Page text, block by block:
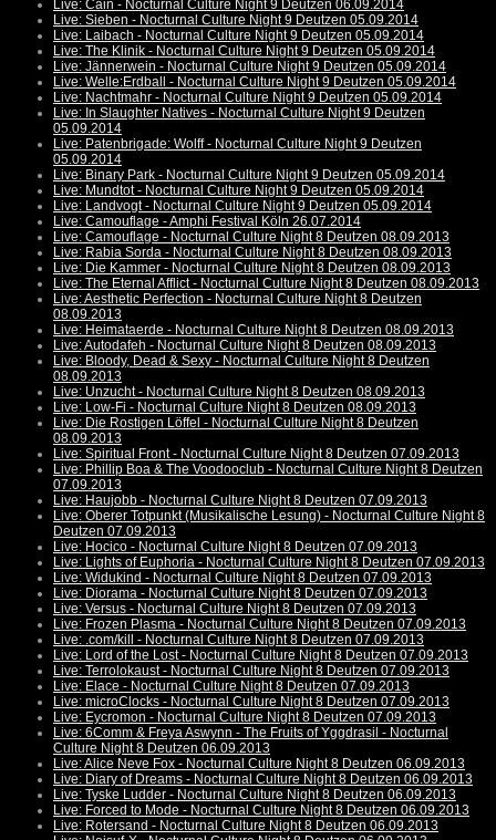
Live: Cain - Nocturnal Culture Night 9 Deutzen 06.09.2014
Live: Sieben - Nocturnal Culture Night 9 Deutzen 05.09.2014
Live: Laibach - Nocturnal Culture Night 9 Deutzen 05.09.2014
Live: The Klinik - Nocturnal Culture Night 9 Deutzen 05.09.2014
Live: Jännerwein - Nocturnal Culture Night 9 Deutzen 05.09.2014
Live: Welle:Erdball - Nocturnal Culture Night 9 Deutzen 05.09.2014
Live: Nachtmahr - Nocturnal Culture Night 9 Deutzen 05.09.2014
Live: In Slaughter Natives - Nocturnal Culture Night 9 Deutzen
05.09.2014
Live: Patenbrigade: Wolff - Nocturnal Culture Night 9 Deutzen
05.09.2014
Live: Binary Park - Nocturnal Culture Night 9 Deutzen 05.09.2014
Live: Mundtot - Nocturnal Culture Night 9 Deutzen 05.09.2014
Live: Landvogt - Nocturnal Culture Night 9 Deutzen 05.09.2014
Live: Camouflage - Amphi Festival Köln 26.07.2014
Live: Camouflage - Nocturnal Culture Night 8 Deutzen 08.09.2013
Live: Rabia Sorda - Nocturnal Culture Night 8 Deutzen 08.09.2013
Live: Die Kammer - Nocturnal Culture Night 8 Deutzen 08.09.2013
Live: The Eternal Afflict - Nocturnal Culture Night 8 Deutzen 08.09.2013
Live: Aesthetic Perfection - Nocturnal Culture Night 8 Deutzen
08.09.2013
Live: Heimataerde - Nocturnal Culture Night 8 Deutzen 08.09.2013
Live: Autodafeh - Nocturnal Culture Night 8 Deutzen 08.09.2013
Live: Bloody, Dead & Sexy - Nocturnal Culture Night 8 Deutzen
08.09.2013
Live: Unzucht - Nocturnal Culture Night 8 Deutzen 08.09.2013
Live: Low-Fi - Nocturnal Culture Night 8 Deutzen 08.09.2013
Live: Die Rostigen Löffel - Nocturnal Culture Night 8 Deutzen
08.09.2013
Live: Spiritual Front - Nocturnal Culture Night 8 Deutzen 07.09.2013
Live: Phillip Boa & The Voodooclub - Nocturnal Culture Night 8 Deutzen
07.09.2013
Live: Haujobb - Nocturnal Culture Night 8 Deutzen 07.09.2013
Live: Oberer Totpunkt (Musikalische Lesung) - Nocturnal Culture Night 8
Deutzen 07.09.2013
Live: Hocico - Nocturnal Culture Night 8 Deutzen 07.09.2013
Live: Lights of Euphoria - Nocturnal Culture Night 8 Deutzen 07.09.2013
Live: Widukind - Nocturnal Culture Night 8 Deutzen 07.09.2013
Live: Diorama - Nocturnal Culture Night 8 Deutzen 07.09.2013
Live: Versus - Nocturnal Culture Night 8 Deutzen 07.09.2013
Live: Frozen Plasma - Nocturnal Culture Night 8 Deutzen 07.09.2013
Live: .com/kill - Nocturnal Culture Night 8 Deutzen 07.09.2013
Live: Lord of the Lost - Nocturnal Culture Night 8 Deutzen 07.09.2013
Live: Terrolokaust - Nocturnal Culture Night 8 Deutzen 07.09.2013
Live: Elace - Nocturnal Culture Night 8 Deutzen 07.09.2013
Live: microClocks - Nocturnal Culture Night 8 Deutzen 07.09.2013
Live: Eycromon - Nocturnal Culture Night 8 Deutzen 07.09.2013
Live: 6Comm & Freya Aswynn - The Fruits of Yggdrasil - Nocturnal
Culture Night 8 Deutzen 06.09.2013
Live: Alice Neve Fox - Nocturnal Culture Night 8 Deutzen 06.09.2013
Live: Diary of Dreams - Nocturnal Culture Night 8 Deutzen 06.09.2013
Live: Tyske Ludder - Nocturnal Culture Night 8 Deutzen 06.09.2013
Live: Forced to Mode - Nocturnal Culture Night 8 Deutzen 06.09.2013
Live: Rotersand - Nocturnal Culture Night 8 Deutzen 06.09.2013